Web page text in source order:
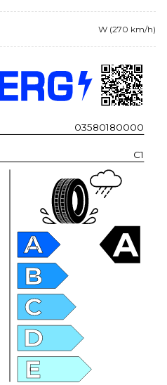
W (270 km/h)
03580180000
C1
A
B
C
D
E
A